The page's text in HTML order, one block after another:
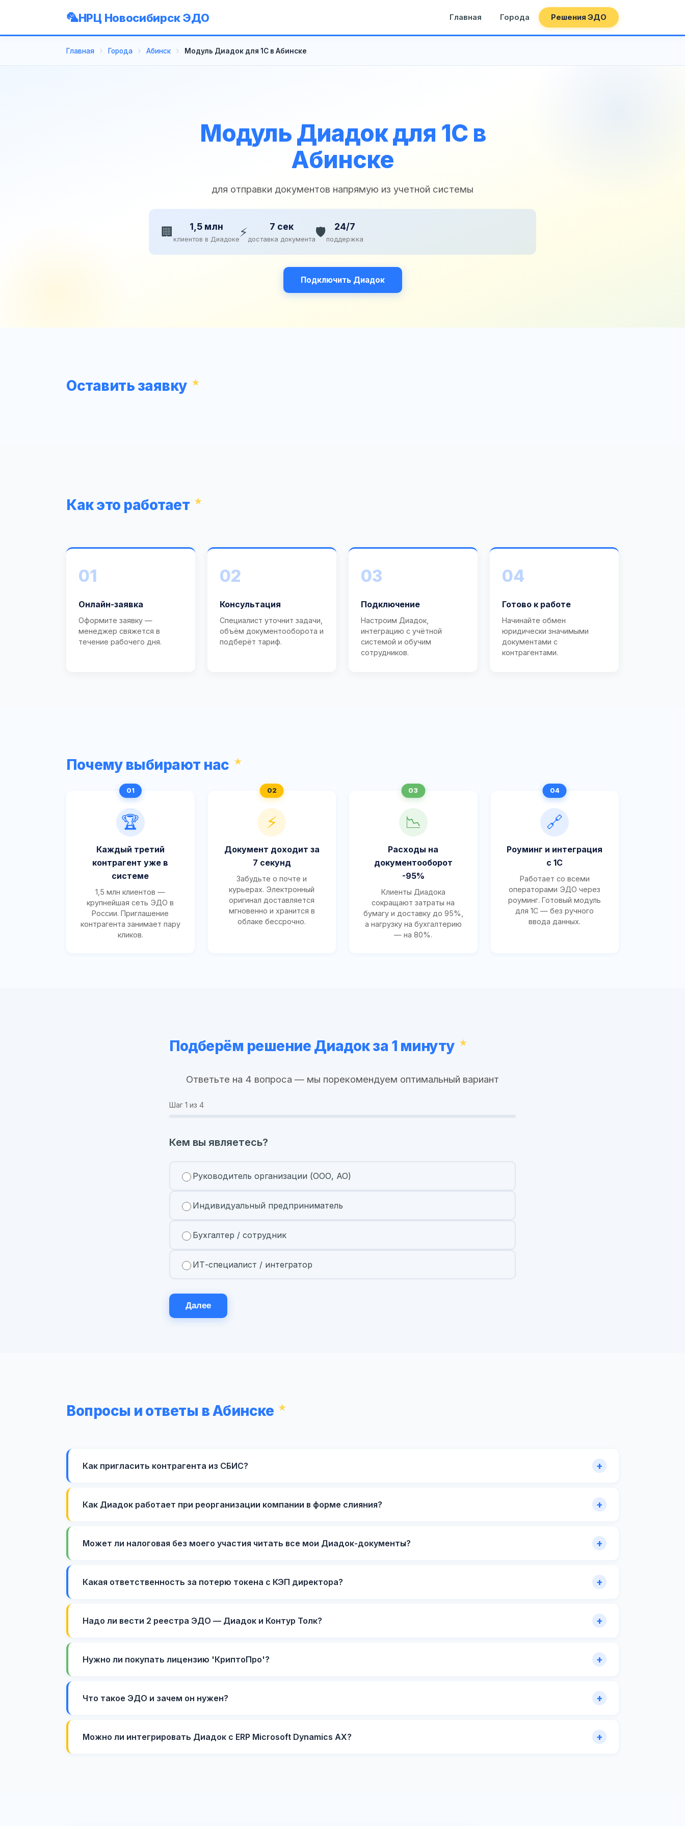
НРЦ Новосибирск ЭДО Главная Города Решения ЭДО
Главная Города Абинск Модуль Диадок для 1С в Абинске
Модуль Диадок для 1С в
Абинске
для отправки документов напрямую из учетной системы
🏢 1,5 млн
клиентов в Диадоке ⚡ 7 сек
доставка документа🛡️ 24/7
поддержка
Подключить Диадок
Оставить заявку
Как это работает
01
Онлайн-заявка
Оформите заявку —
менеджер свяжется в
течение рабочего дня.
02
Консультация
Специалист уточнит задачи,
объём документооборота и
подберёт тариф.
03
Подключение
Настроим Диадок,
интеграцию с учётной
системой и обучим
сотрудников.
04
Готово к работе
Начинайте обмен
юридически значимыми
документами с
контрагентами.
Почему выбирают нас
🏆
Каждый третий
контрагент уже в
системе
1,5 млн клиентов —
крупнейшая сеть ЭДО в
России. Приглашение
контрагента занимает пару
кликов.
⚡
Документ доходит за
7 секунд
Забудьте о почте и
курьерах. Электронный
оригинал доставляется
мгновенно и хранится в
облаке бессрочно.
📉
Расходы на
документооборот
-95%
Клиенты Диадока
сокращают затраты на
бумагу и доставку до 95%,
а нагрузку на бухгалтерию
— на 80%.
🔗
Роуминг и интеграция
с 1С
Работает со всеми
операторами ЭДО через
роуминг. Готовый модуль
для 1С — без ручного
ввода данных.
Подберём решение Диадок за 1 минуту
Ответьте на 4 вопроса — мы порекомендуем оптимальный вариант
Шаг 1 из 4
Кем вы являетесь?
Руководитель организации (ООО, АО)
Индивидуальный предприниматель
Бухгалтер / сотрудник
ИТ-специалист / интегратор
Далее
Вопросы и ответы в Абинске
Как пригласить контрагента из СБИС?
Как Диадок работает при реорганизации компании в форме слияния?
Может ли налоговая без моего участия читать все мои Диадок-документы?
Какая ответственность за потерю токена с КЭП директора?
Надо ли вести 2 реестра ЭДО — Диадок и Контур Толк?
Нужно ли покупать лицензию 'КриптоПро'?
Что такое ЭДО и зачем он нужен?
Можно ли интегрировать Диадок с ERP Microsoft Dynamics AX?